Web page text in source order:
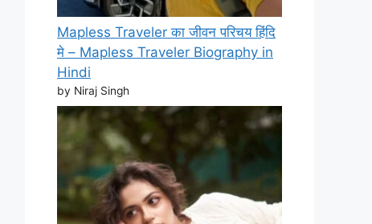
Mapless Traveler का जीवन परिचय हिंदि
मे – Mapless Traveler Biography in
Hindi
by Niraj Singh